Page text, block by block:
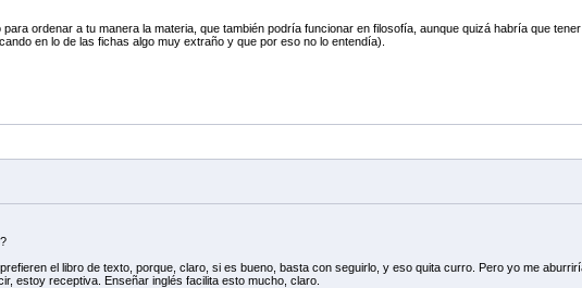
para ordenar a tu manera la materia, que también podría funcionar en filosofía, aunque quizá habría que
en lo de las fichas algo muy extraño y que por eso no lo entendía).
el libro de texto, porque, claro, si es bueno, basta con seguirlo, y eso quita curro. Pero yo me
estoy receptiva. Enseñar inglés facilita esto mucho, claro.